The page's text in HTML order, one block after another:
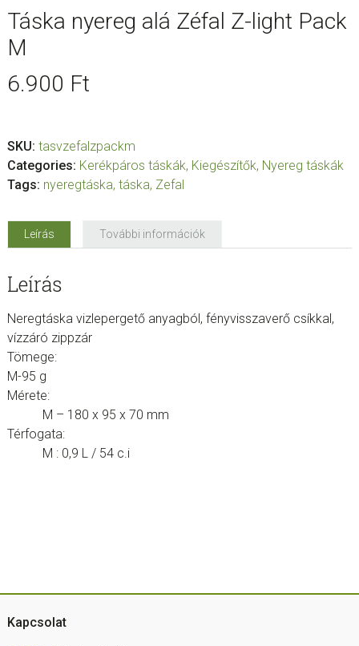
Táska nyereg alá Zéfal Z-light Pack
M
6.900 Ft
SKU: tasvzefalzpackm
Categories: Kerékpáros táskák, Kiegészítők, Nyereg táskák
Tags: nyeregtáska, táska, Zefal
Leírás További információk
Leírás
Neregtáska vizlepergető anyagból, fényvisszaverő csíkkal,
vízzáró zippzár
Tömege:
M-95 g
Mérete:
M – 180 x 95 x 70 mm
Térfogata:
M : 0,9 L / 54 c.i
Footer
Kapcsolat